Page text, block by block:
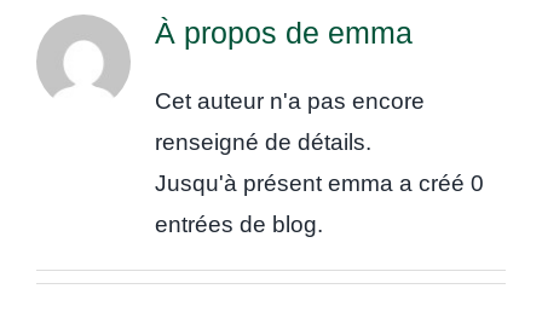
À propos de emma
Cet auteur n'a pas encore
renseigné de détails.
Jusqu'à présent emma a créé 0
entrées de blog.